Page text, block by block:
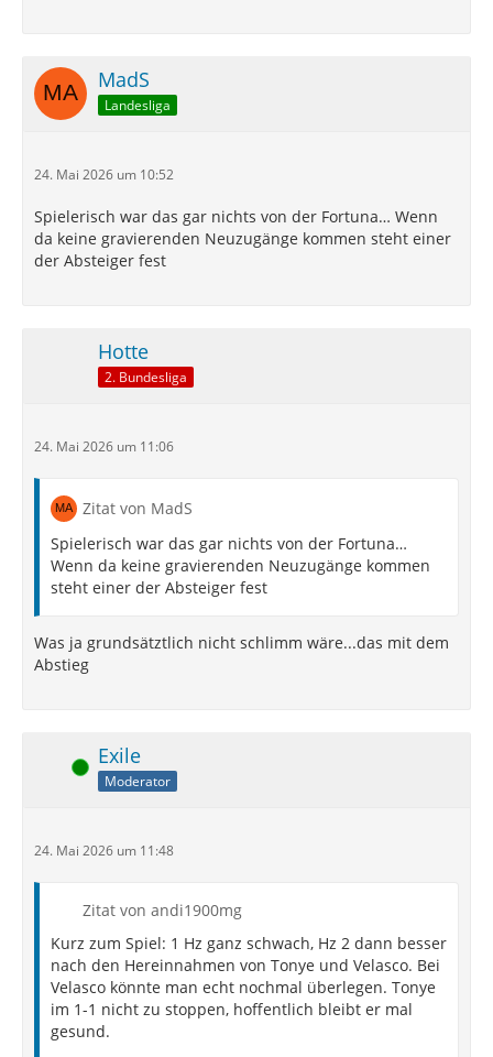
MadS
Landesliga
24. Mai 2026 um 10:52
Spielerisch war das gar nichts von der Fortuna… Wenn
da keine gravierenden Neuzugänge kommen steht einer
der Absteiger fest
Hotte
2. Bundesliga
24. Mai 2026 um 11:06
Zitat von MadS
Spielerisch war das gar nichts von der Fortuna…
Wenn da keine gravierenden Neuzugänge kommen
steht einer der Absteiger fest
Was ja grundsätztlich nicht schlimm wäre...das mit dem
Abstieg
Online Exile
Moderator
24. Mai 2026 um 11:48
Zitat von andi1900mg
Kurz zum Spiel: 1 Hz ganz schwach, Hz 2 dann besser
nach den Hereinnahmen von Tonye und Velasco. Bei
Velasco könnte man echt nochmal überlegen. Tonye
im 1-1 nicht zu stoppen, hoffentlich bleibt er mal
gesund.